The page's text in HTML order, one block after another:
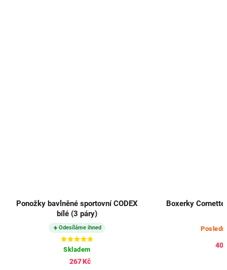
Ponožky bavlněné sportovní CODEX
bílé (3 páry)
Odesíláme ihned
Skladem
267 Kč